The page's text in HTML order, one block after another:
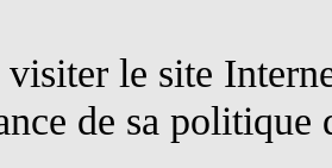
le site
de sa